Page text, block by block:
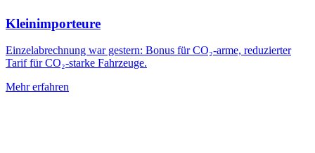
Kleinimporteure
Einzelabrechnung war gestern: Bonus für CO₂-arme, reduzierter
Tarif für CO₂-starke Fahrzeuge.
Mehr erfahren